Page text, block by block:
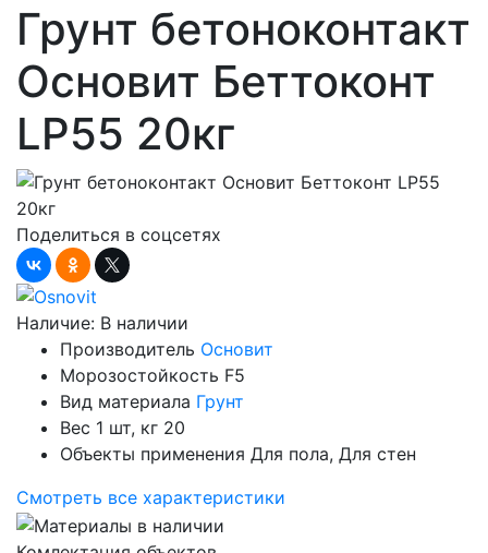
Грунт бетоноконтакт
Основит Беттоконт
LP55 20кг
Поделиться в соцсетях
Наличие: В наличии
Производитель Основит
Морозостойкость F5
Вид материала Грунт
Вес 1 шт, кг 20
Объекты применения Для пола, Для стен
Смотреть все характеристики